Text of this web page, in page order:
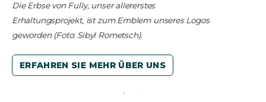
Die Erbse von Fully, unser allererstes
Erhaltungsprojekt, ist zum Emblem unseres Logos
geworden (Foto: Sibyl Rometsch).
ERFAHREN SIE MEHR ÜBER UNS